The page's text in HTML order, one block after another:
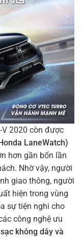
V 2020 còn được
LaneWatch)
hơn gần bốn lần
Nhờ vậy, người
giao thông, người
hiện trong vùng
sự tiện nghi cho
công nghệ ưu
không dây và